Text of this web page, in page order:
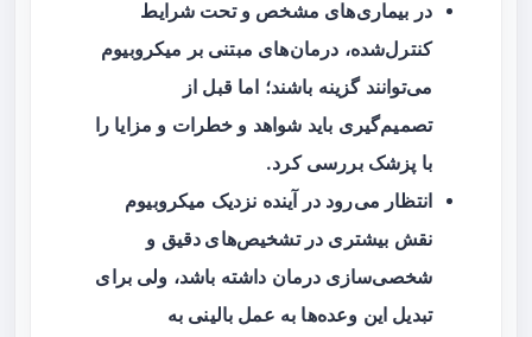
در بیماری‌های مشخص و تحت شرایط
کنترل‌شده، درمان‌های مبتنی بر میکروبیوم
می‌توانند گزینه باشند؛ اما قبل از
تصمیم‌گیری باید شواهد و خطرات و مزایا را
با پزشک بررسی کرد.
انتظار می‌رود در آینده نزدیک میکروبیوم
نقش بیشتری درتشخیص‌های دقیق و
شخصی‌سازی درمان داشته باشد، ولی برای
تبدیل این وعده‌ها به عمل بالینی به